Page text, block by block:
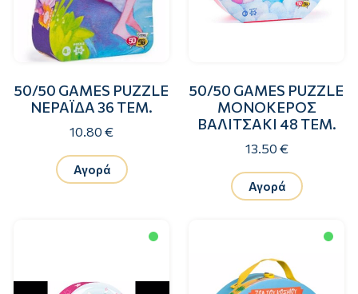
50/50 GAMES PUZZLE
ΝΕΡΑΪΔΑ 36 ΤΕΜ.
10.80 €
Αγορά
50/50 GAMES PUZZLE
ΜΟΝΟΚΕΡΟΣ
ΒΑΛΙΤΣΑΚΙ 48 ΤΕΜ.
13.50 €
Αγορά